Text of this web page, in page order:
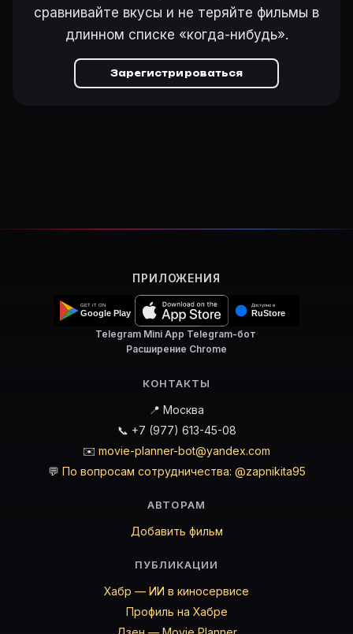
сравнивайте вкусы и не теряйте фильмы в
длинном списке «когда-нибудь».
Зарегистрироваться
ПРИЛОЖЕНИЯ
Telegram Mini App·Telegram-бот·
Расширение Chrome
КОНТАКТЫ
📍 Москва
📞 +7 (977) 613-45-08
✉️ movie-planner-bot@yandex.com
💬 По вопросам сотрудничества: @zapnikita95
АВТОРАМ
Добавить фильм
ПУБЛИКАЦИИ
Хабр — ИИ в киносервисе
Профиль на Хабре